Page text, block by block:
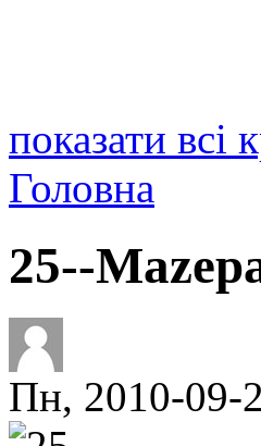
показати всі
Головна
25--
Пн, 2010-